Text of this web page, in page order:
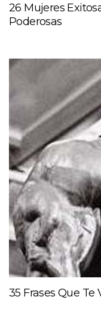
26 Mujeres
Poderosas
35 Frases Que Te